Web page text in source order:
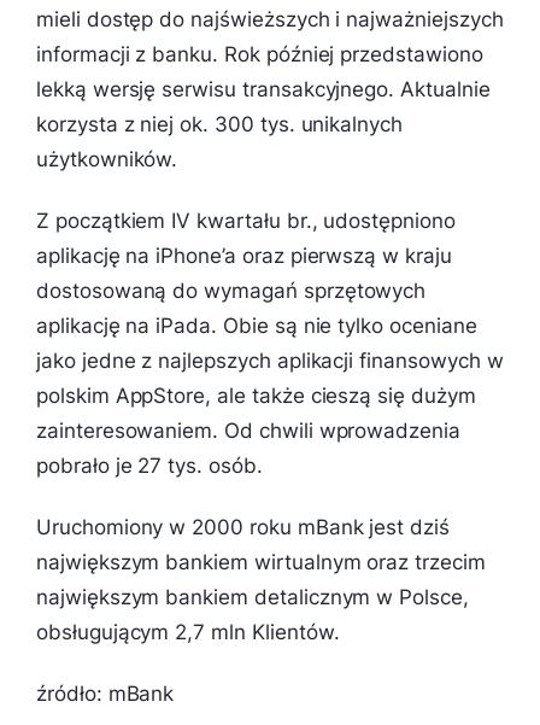
mieli dostęp do najświeższych i najważniejszych
informacji z banku. Rok później przedstawiono
lekką wersję serwisu transakcyjnego. Aktualnie
korzysta z niej ok. 300 tys. unikalnych
użytkowników.
Z początkiem IV kwartału br., udostępniono
aplikację na iPhone’a oraz pierwszą w kraju
dostosowaną do wymagań sprzętowych
aplikację na iPada. Obie są nie tylko oceniane
jako jedne z najlepszych aplikacji finansowych w
polskim AppStore, ale także cieszą się dużym
zainteresowaniem. Od chwili wprowadzenia
pobrało je 27 tys. osób.
Uruchomiony w 2000 roku mBank jest dziś
największym bankiem wirtualnym oraz trzecim
największym bankiem detalicznym w Polsce,
obsługującym 2,7 mln Klientów.
źródło: mBank